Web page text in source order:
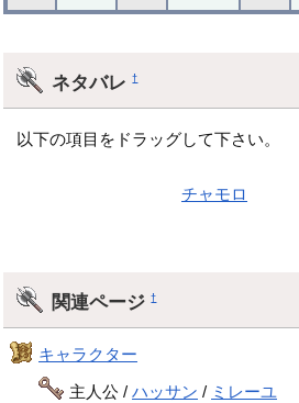
ネタバレ†
以下の項目をドラッグして下さい。
ント族が滅亡した後にチャモロ
関連ページ†
キャラクター
主人公 /ハッサン / ミレーユ